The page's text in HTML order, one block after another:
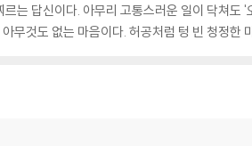
는 답신이다. 아무리 고통스러운 일이 닥쳐
무것도 없는 마음이다. 허공처럼 텅 빈 청정한